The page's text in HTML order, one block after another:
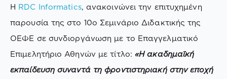
H RDC Informatics, ανακοινώνει την επιτυχημένη
παρουσία της στο 10ο Σεμινάριο Διδακτικής της
ΟΕΦΕ σε συνδιοργάνωση με το Επαγγελματικό
Επιμελητήριο Αθηνών με τίτλο:«Η ακαδημαϊκή
εκπαίδευση συναντά τη φροντιστηριακή στην εποχή